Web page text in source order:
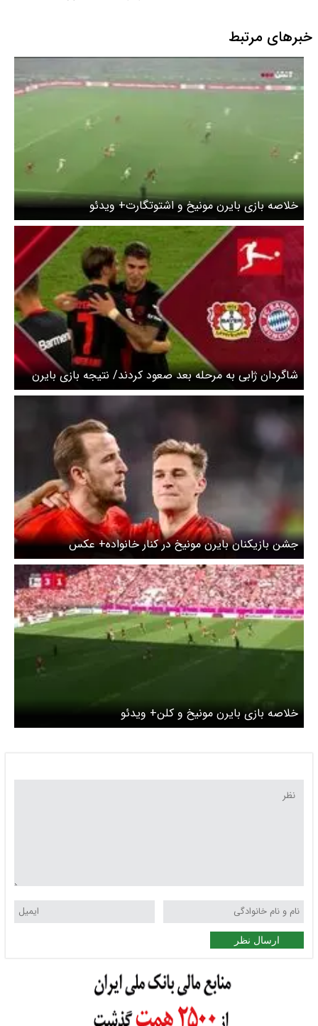
خبرهای مرتبط
خلاصه بازی بایرن مونیخ و اشتوتگارت+ ویدئو
شاگردان ژابی به مرحله بعد صعود کردند/ نتیجه بازی بایرن
مونیخ و بایرلورکوزن
جشن بازیکنان بایرن مونیخ در کنار خانواده+ عکس
خلاصه بازی بایرن مونیخ و کلن+ ویدئو
ارسال نظر